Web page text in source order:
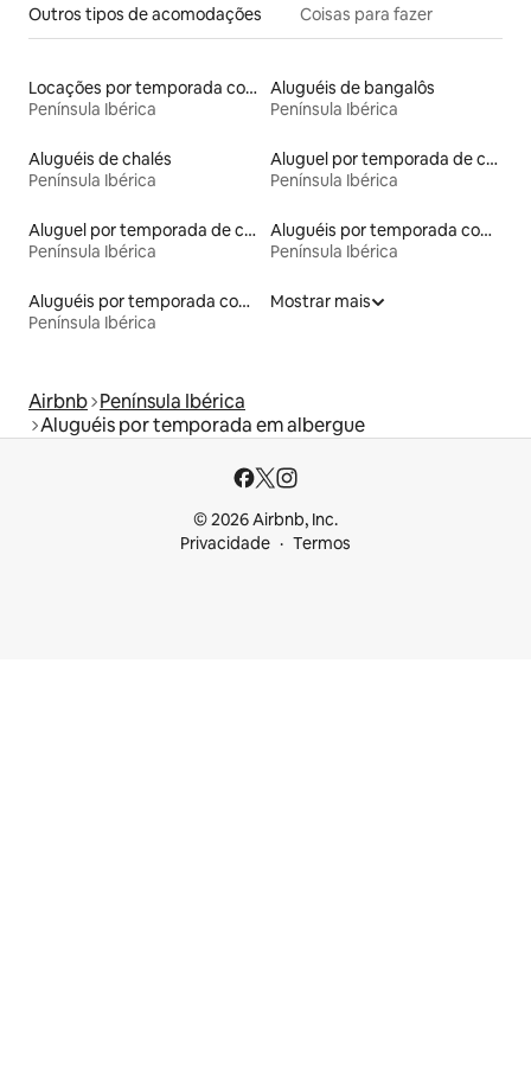
Outros tipos de acomodações Coisas para fazer
Locações por temporada com piscina
Península Ibérica
Aluguéis de bangalôs
Península Ibérica
Aluguéis de chalés
Península Ibérica
Aluguel por temporada de casas na terra
Península Ibérica
Aluguel por temporada de casas de veraneio
Península Ibérica
Aluguéis por temporada com café da manhã
Península Ibérica
Aluguéis por temporada com vista para a praia
Península Ibérica
Mostrar mais
Airbnb Península Ibérica
Aluguéis por temporada em albergue
© 2026 Airbnb, Inc.
Privacidade
Termos